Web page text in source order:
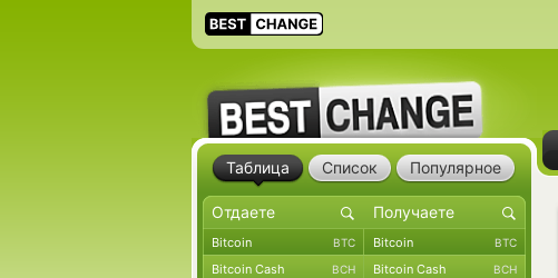
Таблица Список Популярное
Bitcoin BTC Bitcoin BTC
Bitcoin Cash BCH Bitcoin Cash BCH